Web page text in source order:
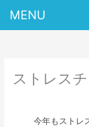
内
ストレス
今年もストレ
MENU